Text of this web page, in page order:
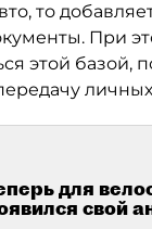
то
При
этой базой,
для
свой